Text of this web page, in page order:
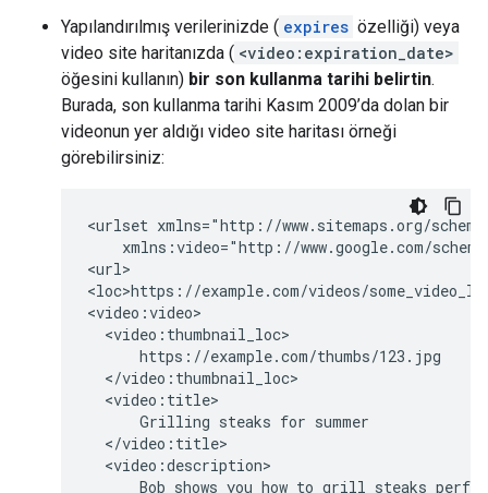
Yapılandırılmış verilerinizde ( expires özelliği) veya
video site haritanızda ( <video:expiration_date>
öğesini kullanın) bir son kullanma tarihi belirtin.
Burada, son kullanma tarihi Kasım 2009’da dolan bir
videonun yer aldığı video site haritası örneği
görebilirsiniz:
<urlset xmlns="http://www.sitemaps.org/
xmlns:video="http://www.google.com/
<url>
<loc>https://example.com/videos/
<video:video>
  <video:thumbnail_loc>
      https://example.com/thumbs/123.jpg
  </video:thumbnail_loc>
  <video:title>
      Grilling steaks for summer
  </video:title>
  <video:description>
Bob shows you how to grill steaks